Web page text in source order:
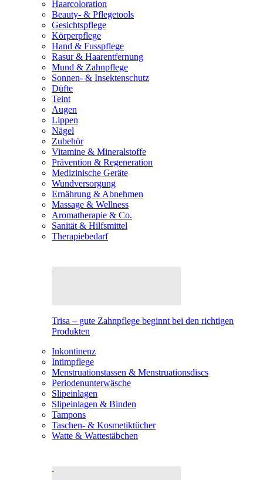
Haarcoloration
Beauty- & Pflegetools
Gesichtspflege
Körperpflege
Hand & Fusspflege
Rasur & Haarentfernung
Mund & Zahnpflege
Sonnen- & Insektenschutz
Düfte
Teint
Augen
Lippen
Nägel
Zubehör
Vitamine & Mineralstoffe
Prävention & Regeneration
Medizinische Geräte
Wundversorgung
Ernährung & Abnehmen
Massage & Wellness
Aromatherapie & Co.
Sanität & Hilfsmittel
Therapiebedarf
Trisa – gute Zahnpflege beginnt bei den richtigen
Produkten
Inkontinenz
Intimpflege
Menstruationstassen & Menstruationsdiscs
Periodenunterwäsche
Slipeinlagen
Slipeinlagen & Binden
Tampons
Taschen- & Kosmetiktücher
Watte & Wattestäbchen